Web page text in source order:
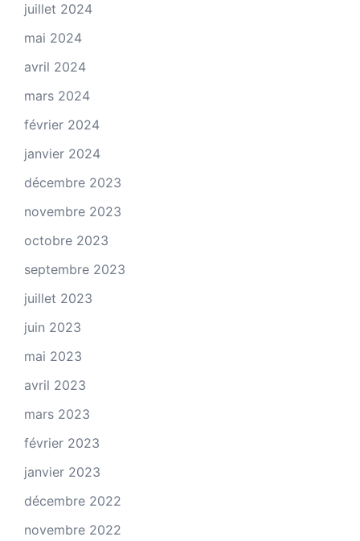
juillet 2024
mai 2024
avril 2024
mars 2024
février 2024
janvier 2024
décembre 2023
novembre 2023
octobre 2023
septembre 2023
juillet 2023
juin 2023
mai 2023
avril 2023
mars 2023
février 2023
janvier 2023
décembre 2022
novembre 2022